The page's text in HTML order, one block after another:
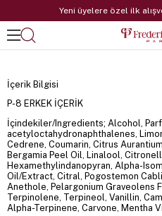
Yeni üyelere özel ilk
İçerik Bilgisi
P-8 ERKEK İÇERİK
İçindekiler/Ingredients; Alcohol,
acetyloctahydronaphthalenes,
Cedrene, Coumarin, Citrus
Bergamia Peel Oil, Linalool,
Hexamethylindanopyran, Alpha-
Oil/Extract, Citral, Pogostemon
Anethole, Pelargonium Graveolens
Terpinolene, Terpineol, Vanillin,
Alpha-Terpinene, Carvone, Mentha